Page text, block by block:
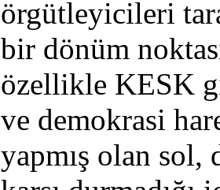
örgütleyicileri
bir dönüm
özellikle KESK
ve demokrasi
yapmış olan sol,